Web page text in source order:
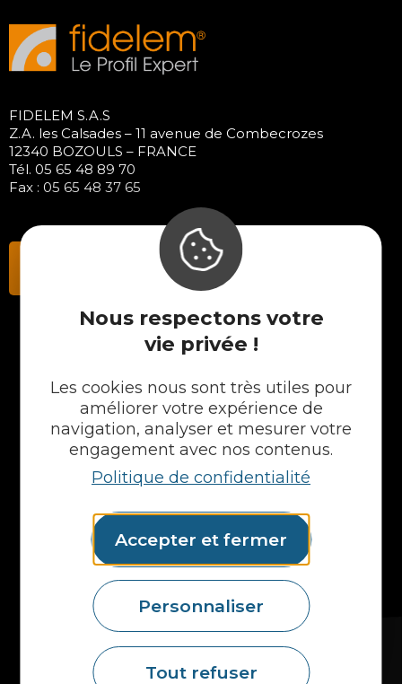
Nous respectons votre
vie privée !
Les cookies nous sont très utiles pour
améliorer votre expérience de
navigation, analyser et mesurer votre
engagement avec nos contenus.
Politique de confidentialité
Accepter et fermer
Personnaliser
Tout refuser
FIDELEM S.A.S
Z.A. les Calsades – 11 avenue de Combecrozes
12340 BOZOULS – FRANCE
Tél. 05 65 48 89 70
Fax : 05 65 48 37 65
Contactez-nous
Plans en Stratifié
Plans en Compact
Crédences
Cuves
Portes et façades
Formes spéciales
Etagères
Accessoires
Plans vasques
Mural
MAIS AUSSI...
Fidelem